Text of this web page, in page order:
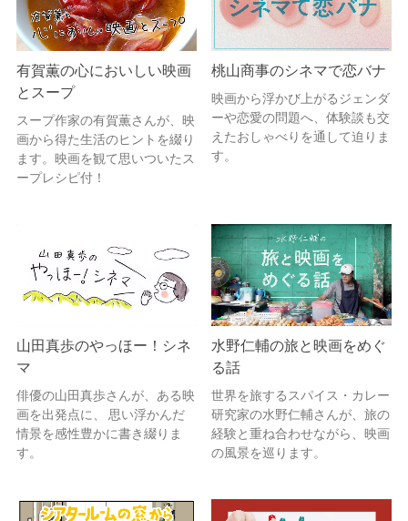
有賀薫の心においしい映画
とスープ
スープ作家の有賀薫さんが、映
画から得た生活のヒントを綴り
ます。映画を観て思いついたス
ープレシピ付！
桃山商事のシネマで恋バナ
映画から浮かび上がるジェンダ
ーや恋愛の問題へ、体験談も交
えたおしゃべりを通して迫りま
す。
山田真歩のやっほー！シネ
マ
俳優の山田真歩さんが、ある映
画を出発点に、 思い浮かんだ
情景を感性豊かに書き綴りま
す。
水野仁輔の旅と映画をめぐ
る話
世界を旅するスパイス・カレー
研究家の水野仁輔さんが、旅の
経験と重ね合わせながら、映画
の風景を巡ります。